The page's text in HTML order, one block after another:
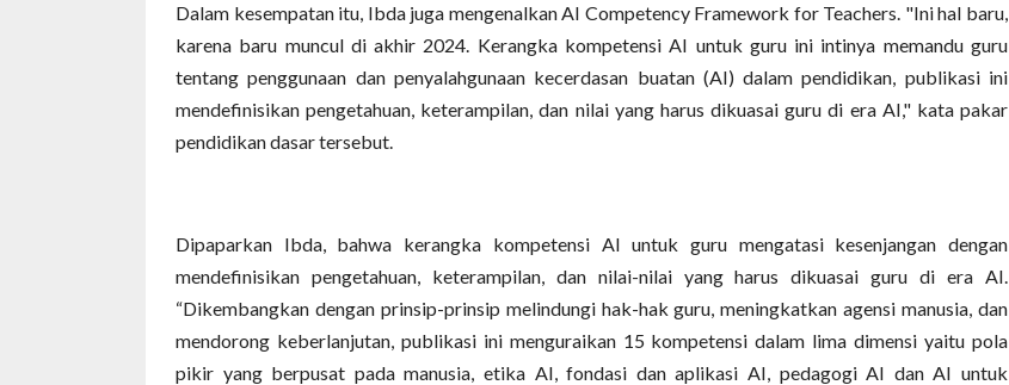
Dalam kesempatan itu, Ibda juga mengenalkan AI Competency Framework for Teachers. "Ini hal baru,
karena baru muncul di akhir 2024. Kerangka kompetensi AI untuk guru ini intinya memandu guru
tentang penggunaan dan penyalahgunaan kecerdasan buatan (AI) dalam pendidikan, publikasi ini
mendefinisikan pengetahuan, keterampilan, dan nilai yang harus dikuasai guru di era AI," kata pakar
pendidikan dasar tersebut.
Dipaparkan Ibda, bahwa kerangka kompetensi AI untuk guru mengatasi kesenjangan dengan
mendefinisikan pengetahuan, keterampilan, dan nilai-nilai yang harus dikuasai guru di era AI.
“Dikembangkan dengan prinsip-prinsip melindungi hak-hak guru, meningkatkan agensi manusia, dan
mendorong keberlanjutan, publikasi ini menguraikan 15 kompetensi dalam lima dimensi yaitu pola
pikir yang berpusat pada manusia, etika AI, fondasi dan aplikasi AI, pedagogi AI dan AI untuk